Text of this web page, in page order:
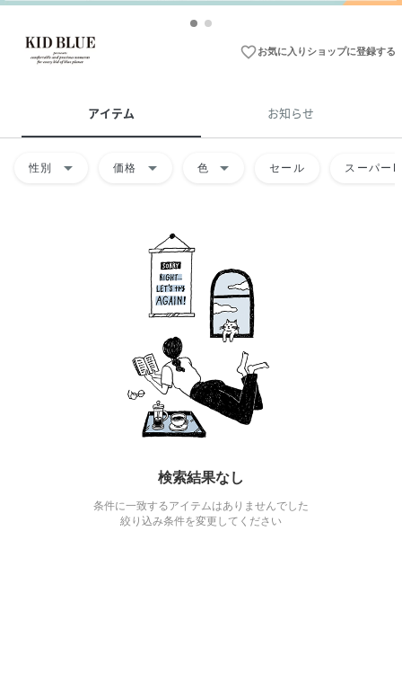
favorite_borderお気に入りショップに登録する
アイテム お知らせ
性別 arrow_drop_down 価格 arrow_drop_down 色 arrow_drop_down セール スーパー
検索結果なし
条件に一致するアイテムはありませんでした
絞り込み条件を変更してください